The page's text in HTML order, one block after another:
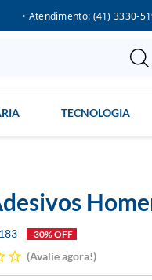
• Atendimento: (41) 3330-
TECNOLOGIA
-30% OFF
Avalie agora!